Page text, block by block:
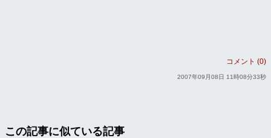
コメント (0)
2007年09月08日 11時08分33秒
この記事に似ている記事